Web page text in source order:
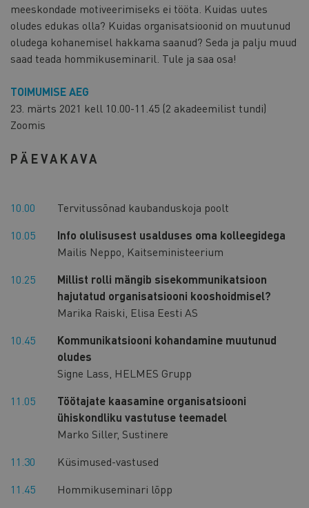
meeskondade motiveerimiseks ei tööta. Kuidas uutes
oludes edukas olla? Kuidas organisatsioonid on muutunud
oludega kohanemisel hakkama saanud? Seda ja palju muud
saad teada hommikuseminaril. Tule ja saa osa!
TOIMUMISE AEG
23. märts 2021 kell 10.00-11.45 (2 akadeemilist tundi)
Zoomis
PÄEVAKAVA
10.00
Tervitussõnad kaubanduskoja poolt
10.05
Info olulisusest usalduses oma kolleegidega
Mailis Neppo, Kaitseministeerium
10.25
Millist rolli mängib sisekommunikatsioon
hajutatud organisatsiooni kooshoidmisel?
Marika Raiski, Elisa Eesti AS
10.45
Kommunikatsiooni kohandamine muutunud
oludes
Signe Lass, HELMES Grupp
11.05
Töötajate kaasamine organisatsiooni
ühiskondliku vastutuse teemadel
Marko Siller, Sustinere
11.30
Küsimused-vastused
11.45
Hommikuseminari lõpp